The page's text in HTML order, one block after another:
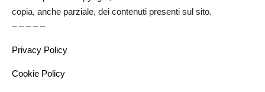
copia, anche parziale, dei contenuti presenti sul sito.
– – – – –
Privacy Policy
Cookie Policy